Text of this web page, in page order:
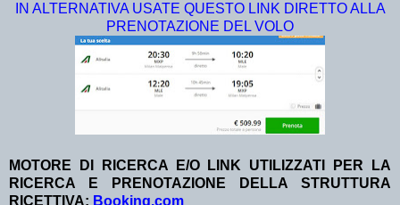
IN ALTERNATIVA USATE QUESTO LINK DIRETTO ALLA
PRENOTAZIONE DEL VOLO
MOTORE DI RICERCA E/O LINK UTILIZZATI PER LA
RICERCA E PRENOTAZIONE DELLA STRUTTURA
RICETTIVA: Booking.com